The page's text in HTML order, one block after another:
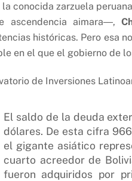
conocida zarzuela peruana
ascendencia aimara―,
históricas. Pero esa
en el que el gobierno de
de Inversiones
El saldo de la deuda
dólares. De esta cifra
el gigante asiático
cuarto acreedor de
fueron adquiridos por